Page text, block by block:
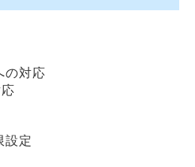
の対応
設定